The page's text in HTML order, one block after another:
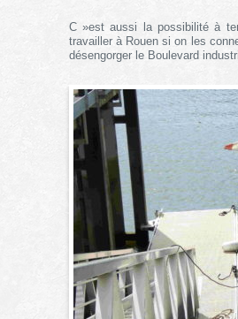
C »est aussi la possibilité à
travailler à Rouen si on les
désengorger le Boulevard